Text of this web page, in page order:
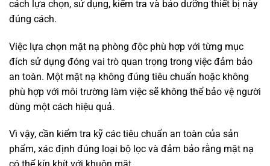
cách lựa chọn, sử dụng, kiểm tra và bảo dưỡng thiết bị này
đúng cách.
Việc lựa chọn mặt nạ phòng độc phù hợp với từng mục
đích sử dụng đóng vai trò quan trọng trong việc đảm bảo
an toàn. Một mặt nạ không đúng tiêu chuẩn hoặc không
phù hợp với môi trường làm việc sẽ không thể bảo vệ người
dùng một cách hiệu quả.
Vì vậy, cần kiểm tra kỹ các tiêu chuẩn an toàn của sản
phẩm, xác định đúng loại bộ lọc và đảm bảo rằng mặt nạ